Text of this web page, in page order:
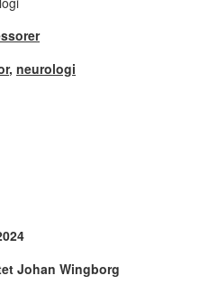
, neurologi
Johan Wingborg